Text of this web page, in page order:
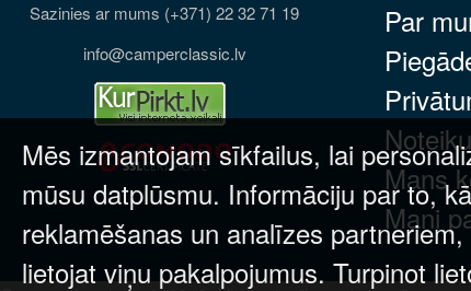
Sazinies ar mums (+371) 22 32 71 19
info@camperclassic.lv
Par
Mans
Mani
Mēs izmantojam sīkfailus, lai
mūsu datplūsmu. Informāciju par to,
reklamēšanas un analīzes
lietojat viņu pakalpojumus. Turpinot